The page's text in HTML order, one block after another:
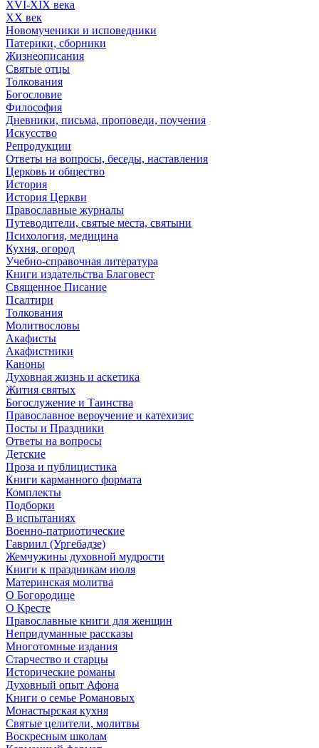
XVI-XIX века
XX век
Новомученики и исповедники
Патерики, сборники
Жизнеописания
Святые отцы
Толкования
Богословие
Философия
Дневники, письма, проповеди, поучения
Искусство
Репродукции
Ответы на вопросы, беседы, наставления
Церковь и общество
История
История Церкви
Православные журналы
Путеводители, святые места, святыни
Психология, медицина
Кухня, огород
Учебно-справочная литература
Книги издательства Благовест
Священное Писание
Псалтири
Толкования
Молитвословы
Акафисты
Акафистники
Каноны
Духовная жизнь и аскетика
Жития святых
Богослужение и Таинства
Православное вероучение и катехизис
Посты и Праздники
Ответы на вопросы
Детские
Проза и публицистика
Книги карманного формата
Комплекты
Подборки
В испытаниях
Военно-патриотические
Гавриил (Ургебадзе)
Жемчужины духовной мудрости
Книги к праздникам июля
Материнская молитва
О Богородице
О Кресте
Православные книги для женщин
Непридуманные рассказы
Многотомные издания
Старчество и старцы
Исторические романы
Духовный опыт Афона
Книги о семье Романовых
Монастырская кухня
Святые целители, молитвы
Воскресным школам